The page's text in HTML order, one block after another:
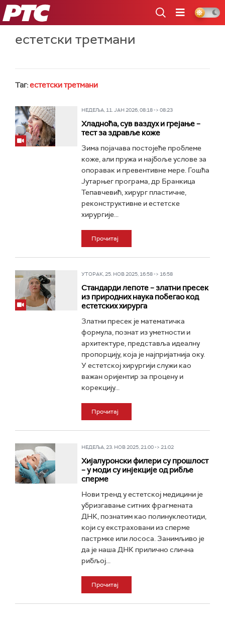
РТС
естетски третмани
Таг:естетски третмани
НЕДЕЉА, 11. ЈАН 2026, 08:18 -> 08:23
Хладноћа, сув ваздух и грејање –
тест за здравље коже
Зима појачава постојеће проблеме
коже, али пружа и најбоље услове за
опоравак и превентивне мере. Гошћа
Јутарњег програма, др Бранкица
Тепавчевић, хирург пластичне,
реконструктивне и естетске
хирургије...
Прочитај
УТОРАК, 25. НОВ 2025, 16:58 -> 16:58
Стандарди лепоте – златни пресек
из природних наука побегао код
естетских хирурга
Златни пресек је математичка
формула, познат из уметности и
архитектуре, представља идеалну
пропорцију, која је најпријатнија оку.
У естетској хирургији служи као
важан оријентир за процену и
корекцију...
Прочитај
НЕДЕЉА, 23. НОВ 2025, 21:00 -> 21:02
Хијалуронски филери су прошлост
– у моди су инјекције од рибље
сперме
Нови тренд у естетској медицини је
убризгавање ситних фрагмената
ДНК, познатим као полинуклеотиди,
који су екстраховани из сперме
пастрмке или лососа. Занимљиво је
да је наша ДНК прилично слична
рибљој...
Прочитај